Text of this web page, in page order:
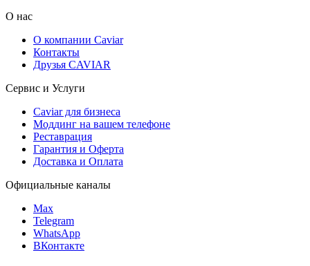
О нас
О компании Caviar
Контакты
Друзья CAVIAR
Сервис и Услуги
Caviar для бизнеса
Моддинг на вашем телефоне
Реставрация
Гарантия и Оферта
Доставка и Оплата
Официальные каналы
Max
Telegram
WhatsApp
ВКонтакте